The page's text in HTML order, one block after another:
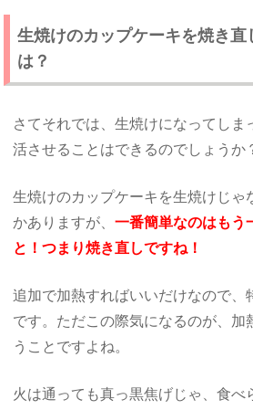
生焼けのカップケーキを焼き
は？
さてそれでは、生焼けになってしま
活させることはできるのでしょうか
生焼けのカップケーキを生焼けじゃ
かありますが、一番簡単なのはもう
と！つまり焼き直しですね！
追加で加熱すればいいだけなので、
です。ただこの際気になるのが、加
うことですよね。
火は通っても真っ黒焦げじゃ、食べ